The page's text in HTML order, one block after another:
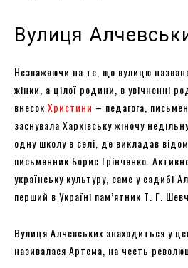
Вулиця
Незважаючи на те, що вулицю
жінки, а цілої родини, в увічненні
внесок Христини – педагога,
заснувала Харківську жіночу
одну школу в селі, де викладав
письменник Борис Грінченко.
українську культуру, саме у садибі
перший в Україні пам’ятник Т. Г.
Вулиця Алчевських знаходиться у
називалася Артема, на честь